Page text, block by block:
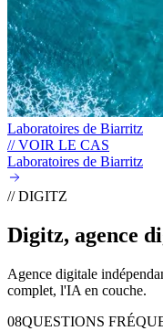
Laboratoires de Biarritz
// VOIR LE CAS
Laboratoires de Biarritz
// DIGITZ
Digitz, agence
Agence digitale
complet, l'IA en couche.
08QUESTIONS